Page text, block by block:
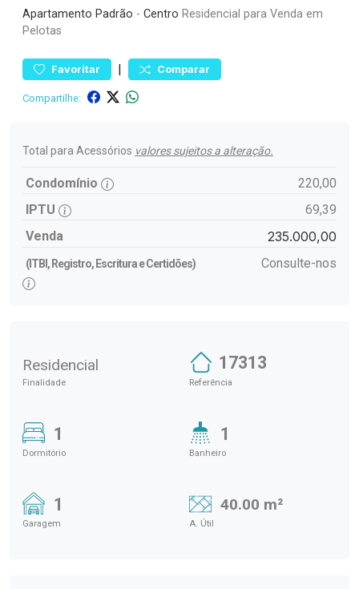
Apartamento Padrão - Centro Residencial para Venda em
Pelotas
Favoritar | Comparar
Compartilhe:
Total para Acessórios valores sujeitos a alteração.
Condomínio
220,00
IPTU
69,39
Venda
235.000,00
(ITBI, Registro, Escritura e Certidões) Consulte-nos
Residencial
Finalidade
17313
Referência
1
Dormitório
1
Banheiro
1
Garagem
40.00 m²
A. Útil